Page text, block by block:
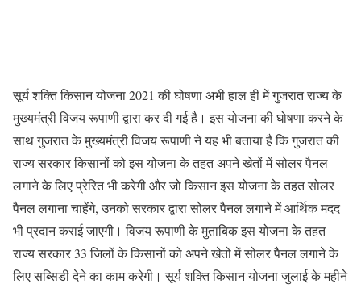
सूर्य शक्ति किसान योजना 2021 की घोषणा अभी हाल ही में गुजरात राज्य के
मुख्यमंत्री विजय रूपाणी द्वारा कर दी गई है। इस योजना की घोषणा करने के
साथ गुजरात के मुख्यमंत्री विजय रूपाणी ने यह भी बताया है कि गुजरात की
राज्य सरकार किसानों को इस योजना के तहत अपने खेतों में सोलर पैनल
लगाने के लिए प्रेरित भी करेगी और जो किसान इस योजना के तहत सोलर
पैनल लगाना चाहेंगे, उनको सरकार द्वारा सोलर पैनल लगाने में आर्थिक मदद
भी प्रदान कराई जाएगी। विजय रूपाणी के मुताबिक इस योजना के तहत
राज्य सरकार 33 जिलों के किसानों को अपने खेतों में सोलर पैनल लगाने के
लिए सब्सिडी देने का काम करेगी। सूर्य शक्ति किसान योजना जुलाई के महीने